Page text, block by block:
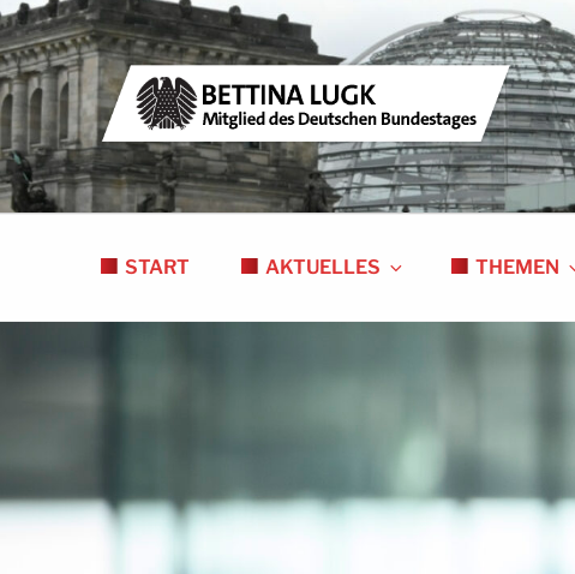
Zum
Inhalt
springen
BETTINA LUGK
MITGLIED DES DEUTSCHEN BUNDESTAGES
START AKTUELLES THEMEN